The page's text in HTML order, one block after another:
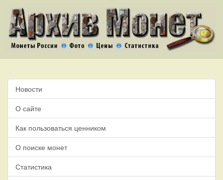
Новости
О сайте
Как пользоваться ценником
О поиске монет
Статистика